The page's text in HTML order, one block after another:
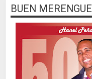
BUEN MERENGUE